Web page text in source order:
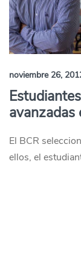
noviembre 26,
avanzadas
El BCR
ellos, el